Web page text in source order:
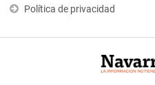
Política de privacidad